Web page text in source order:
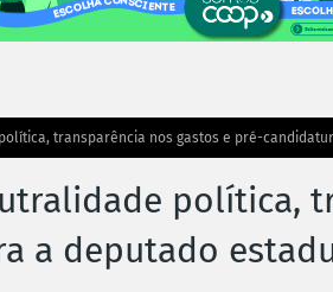
transparência nos gastos e pré-
política,
a deputado